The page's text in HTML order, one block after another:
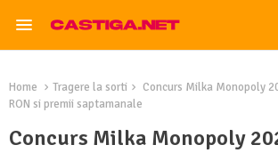
Home Tragere la sorti
Concurs Milka Monopoly
RON si premii saptamanale
Concurs Milka Monopoly